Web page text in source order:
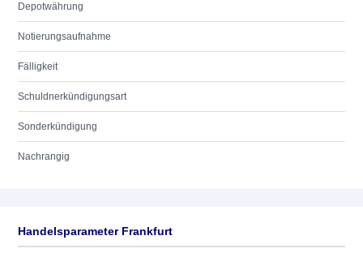
Depotwährung
Notierungsaufnahme
Fälligkeit
Schuldnerkündigungsart
Sonderkündigung
Nachrangig
Handelsparameter Frankfurt